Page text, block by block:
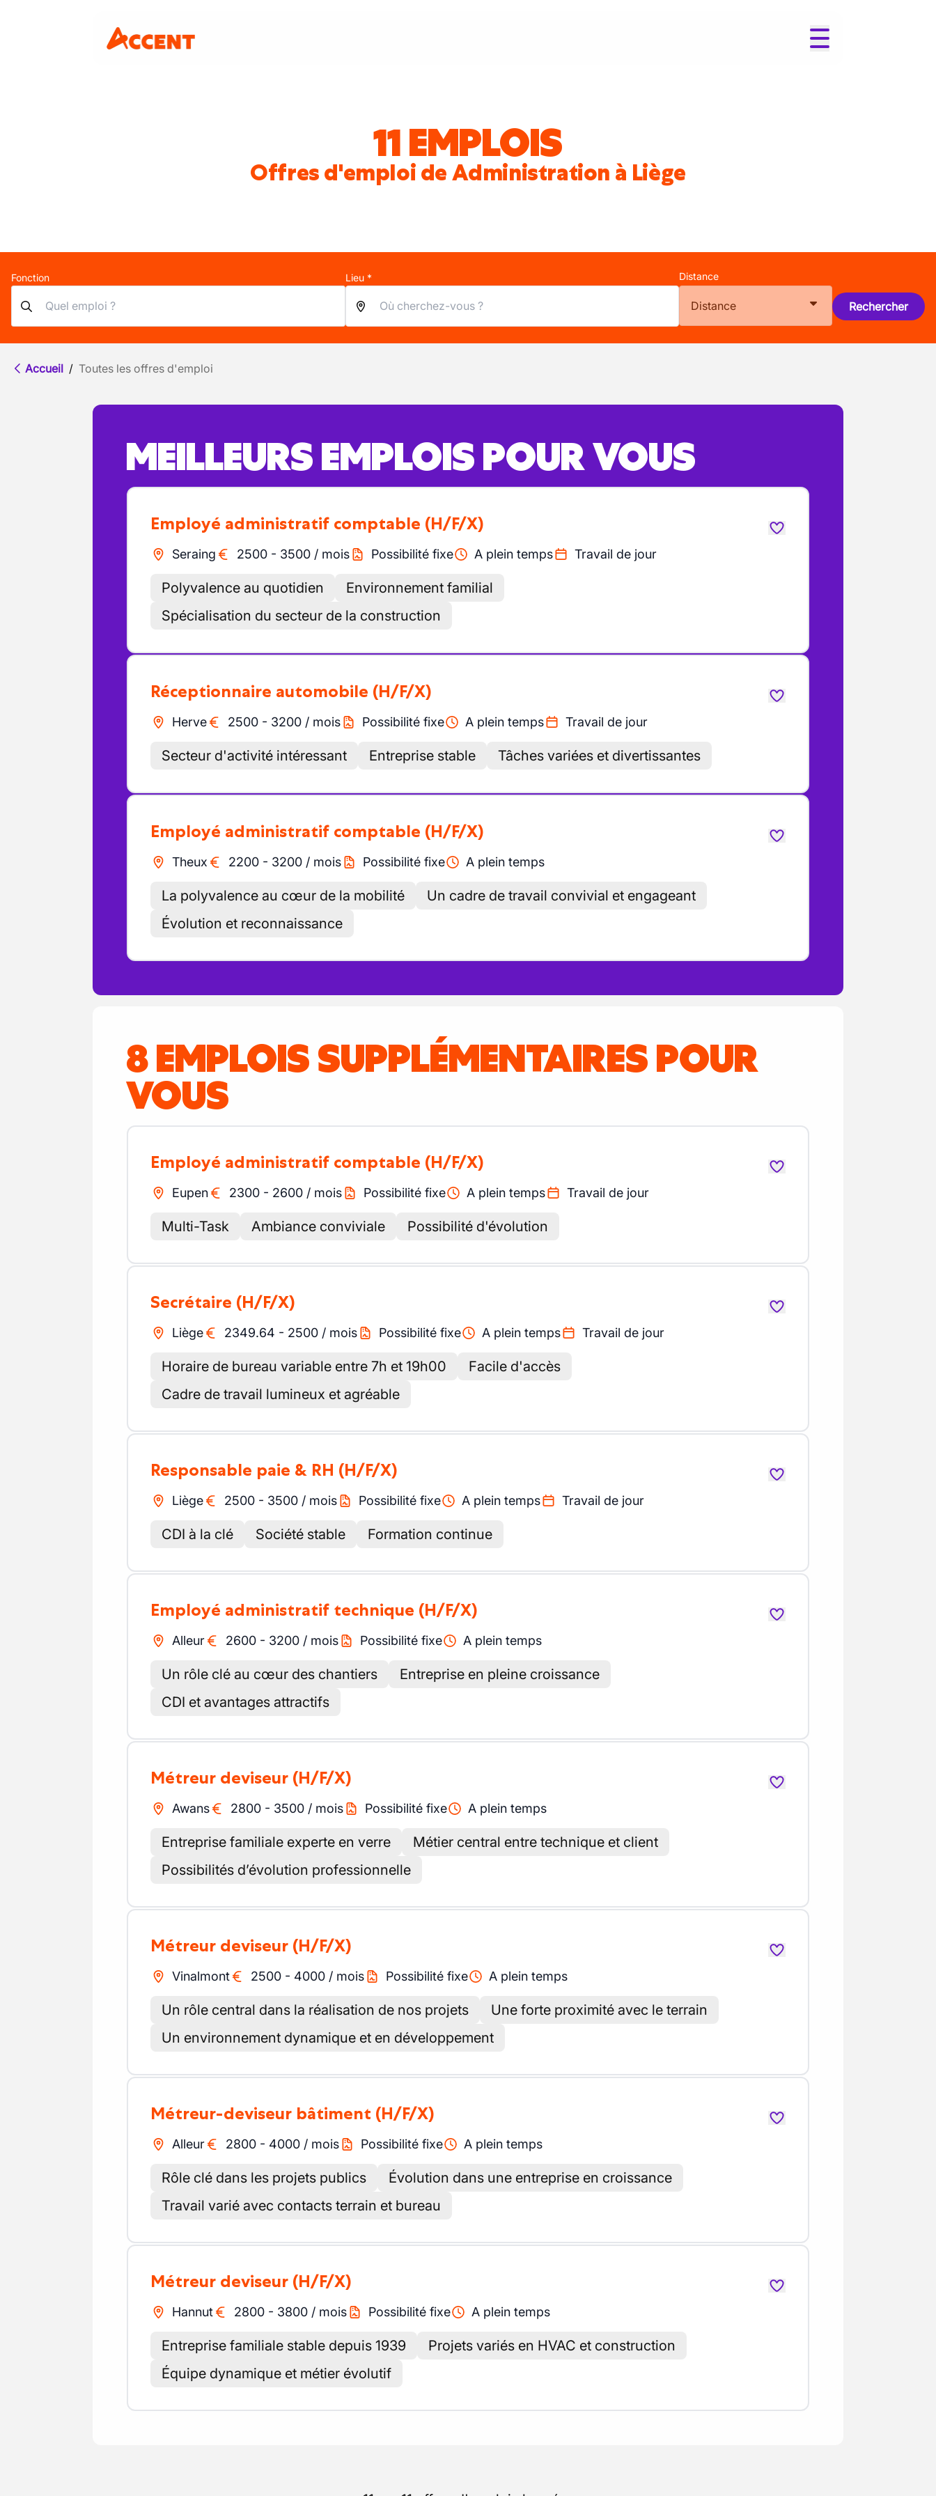
11 EMPLOIS
Offres d'emploi de Administration à Liège
Fonction Lieu * Distance
Distance Rechercher
Accueil / Toutes les offres d'emploi
MEILLEURS EMPLOIS POUR VOUS
Employé administratif comptable (H/F/X)
Seraing 2500 - 3500 / mois Possibilité fixe A plein temps Travail de jour
Polyvalence au quotidien
Environnement familial
Spécialisation du secteur de la construction
Réceptionnaire automobile (H/F/X)
Herve 2500 - 3200 / mois Possibilité fixe A plein temps Travail de jour
Secteur d'activité intéressant Entreprise stable Tâches variées et divertissantes
Employé administratif comptable (H/F/X)
Theux 2200 - 3200 / mois Possibilité fixe A plein temps
La polyvalence au cœur de la mobilité
Un cadre de travail convivial et engageant
Évolution et reconnaissance
8 EMPLOIS SUPPLÉMENTAIRES POUR
VOUS
Employé administratif comptable (H/F/X)
Eupen 2300 - 2600 / mois Possibilité fixe A plein temps Travail de jour
Multi-Task Ambiance conviviale Possibilité d'évolution
Secrétaire (H/F/X)
Liège 2349.64 - 2500 / mois Possibilité fixe A plein temps Travail de jour
Horaire de bureau variable entre 7h et 19h00
Facile d'accès
Cadre de travail lumineux et agréable
Responsable paie & RH (H/F/X)
Liège 2500 - 3500 / mois Possibilité fixe A plein temps Travail de jour
CDI à la clé Société stable Formation continue
Employé administratif technique (H/F/X)
Alleur 2600 - 3200 / mois Possibilité fixe A plein temps
Un rôle clé au cœur des chantiers
Entreprise en pleine croissance
CDI et avantages attractifs
Métreur deviseur (H/F/X)
Awans 2800 - 3500 / mois Possibilité fixe A plein temps
Entreprise familiale experte en verre
Métier central entre technique et client
Possibilités d’évolution professionnelle
Métreur deviseur (H/F/X)
Vinalmont 2500 - 4000 / mois Possibilité fixe A plein temps
Un rôle central dans la réalisation de nos projets
Une forte proximité avec le terrain
Un environnement dynamique et en développement
Métreur-deviseur bâtiment (H/F/X)
Alleur 2800 - 4000 / mois Possibilité fixe A plein temps
Rôle clé dans les projets publics
Évolution dans une entreprise en croissance
Travail varié avec contacts terrain et bureau
Métreur deviseur (H/F/X)
Hannut 2800 - 3800 / mois Possibilité fixe A plein temps
Entreprise familiale stable depuis 1939
Projets variés en HVAC et construction
Équipe dynamique et métier évolutif